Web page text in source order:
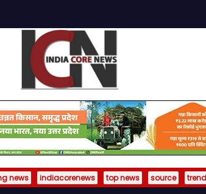
news indiacorenews top news source